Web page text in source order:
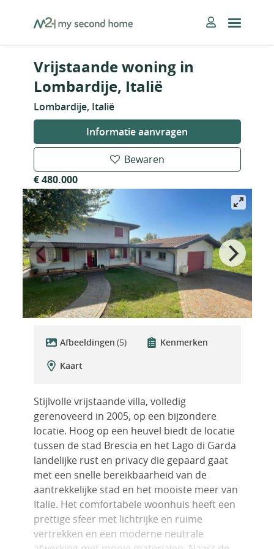
MySecondHome
Vrijstaande woning in
Lombardije, Italië
Lombardije, Italië
Informatie aanvragen
Bewaren
€ 480.000
Afbeeldingen (5)
Kenmerken
Kaart
Stijlvolle vrijstaande villa, volledig
gerenoveerd in 2005, op een bijzondere
locatie. Hoog op een heuvel biedt de locatie
tussen de stad Brescia en het Lago di Garda
landelijke rust en privacy die gepaard gaat
met een snelle bereikbaarheid van de
aantrekkelijke stad en het mooiste meer van
Italie. Het comfortabele woonhuis heeft een
prettige sfeer met lichtrijke en ruime
vertrekken en een moderne neutrale